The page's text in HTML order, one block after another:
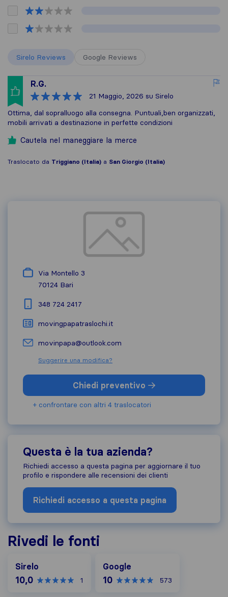
Sirelo Reviews Google Reviews
R.G.
21 Maggio, 2026 su Sirelo
Ottima, dal sopralluogo alla consegna. Puntuali,ben organizzati,
mobili arrivati a destinazione in perfette condizioni
Cautela nel maneggiare la merce
Traslocato da Triggiano (Italia) a San Giorgio (Italia)
Via Montello 3
70124 Bari
348 724 2417
movingpapatraslochi.it
movinpapa@outlook.com
Suggerire una modifica?
Chiedi preventivo
+ confrontare con altri 4 traslocatori
Questa è la tua azienda?
Richiedi accesso a questa pagina per aggiornare il tuo
profilo e rispondere alle recensioni dei clienti
Richiedi accesso a questa pagina
Rivedi le fonti
Sirelo
10,0 1
Google
10 573